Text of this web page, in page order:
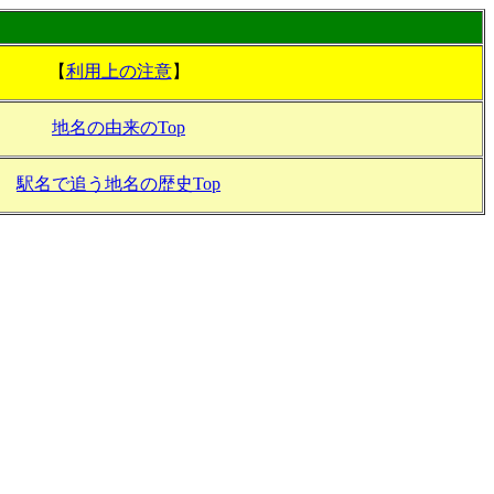
【利用上の注意】
地名の由来のTop
駅名で追う地名の歴史Top